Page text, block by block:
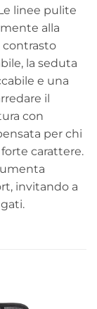
linee pulite
alla
la seduta
e una
il
con
per chi
carattere.
invitando a